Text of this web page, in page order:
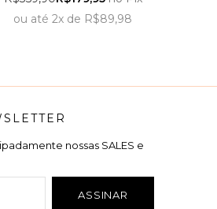
ou até 2x de R$89,98
nossas SALES e